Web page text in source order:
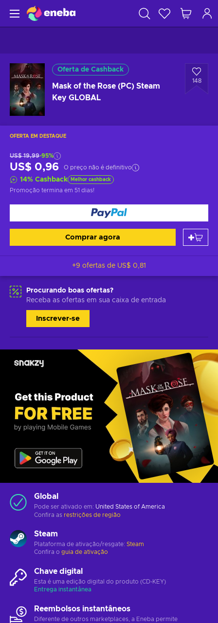
Oferta de Cashback
Mask of the Rose (PC) Steam
Key GLOBAL
148
OFERTA EM DESTAQUE
US$ 19,99-95%
US$ 0,96 O preço não é definitivo
14% Cashback Melhor cashback
Promoção termina em 51 dias!
Comprar agora
+9 ofertas de US$ 0,81
Procurando boas ofertas?
Receba as ofertas em sua caixa de entrada
Inscrever-se
Global
Pode ser ativado em: United States of America
Confira as restrições de região
Steam
Plataforma de ativação/resgate: Steam
Confira o guia de ativação
Chave digital
Esta é uma edição digital do produto (CD-KEY)
Entrega instantânea
Reembolsos instantâneos
Diferente de outros marketplaces, a Eneba permite